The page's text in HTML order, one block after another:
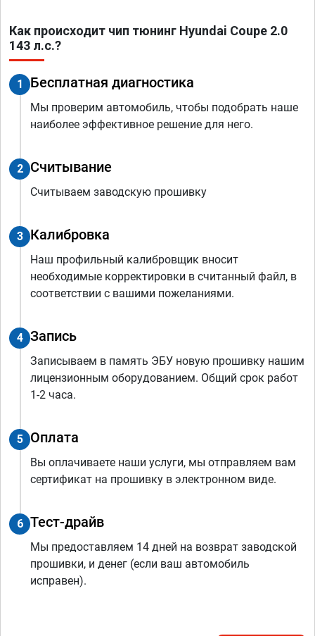
Как происходит чип тюнинг Hyundai Coupe 2.0
143 л.с.?
1 Бесплатная диагностика
Мы проверим автомобиль, чтобы подобрать наше
наиболее эффективное решение для него.
2 Считывание
Считываем заводскую прошивку
3 Калибровка
Наш профильный калибровщик вносит
необходимые корректировки в считанный файл, в
соответствии с вашими пожеланиями.
4 Запись
Записываем в память ЭБУ новую прошивку нашим
лицензионным оборудованием. Общий срок работ
1-2 часа.
5 Оплата
Вы оплачиваете наши услуги, мы отправляем вам
сертификат на прошивку в электронном виде.
6 Тест-драйв
Мы предоставляем 14 дней на возврат заводской
прошивки, и денег (если ваш автомобиль
исправен).